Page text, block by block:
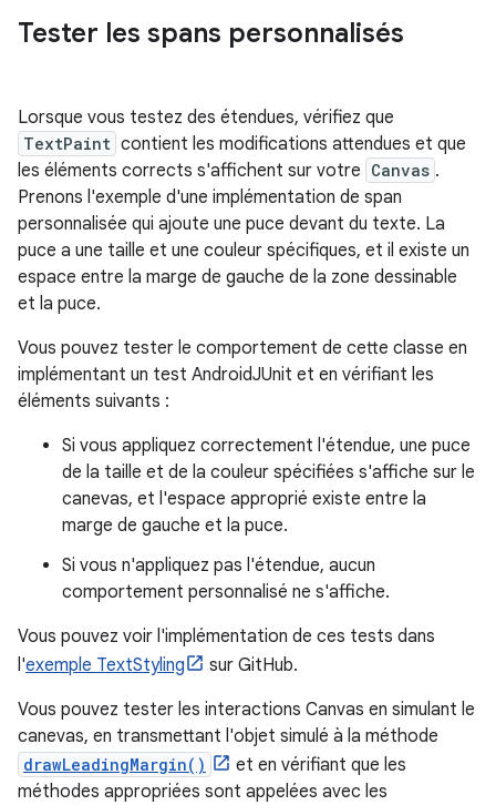
Tester les spans personnalisés
Lorsque vous testez des étendues, vérifiez que
TextPaint contient les modifications attendues et que
les éléments corrects s'affichent sur votre Canvas .
Prenons l'exemple d'une implémentation de span
personnalisée qui ajoute une puce devant du texte. La
puce a une taille et une couleur spécifiques, et il existe un
espace entre la marge de gauche de la zone dessinable
et la puce.
Vous pouvez tester le comportement de cette classe en
implémentant un test AndroidJUnit et en vérifiant les
éléments suivants :
Si vous appliquez correctement l'étendue, une puce
de la taille et de la couleur spécifiées s'affiche sur le
canevas, et l'espace approprié existe entre la
marge de gauche et la puce.
Si vous n'appliquez pas l'étendue, aucun
comportement personnalisé ne s'affiche.
Vous pouvez voir l'implémentation de ces tests dans
l'exemple TextStyling
sur GitHub.
Vous pouvez tester les interactions Canvas en simulant le
canevas, en transmettant l'objet simulé à la méthode
drawLeadingMargin()
et en vérifiant que les
méthodes appropriées sont appelées avec les